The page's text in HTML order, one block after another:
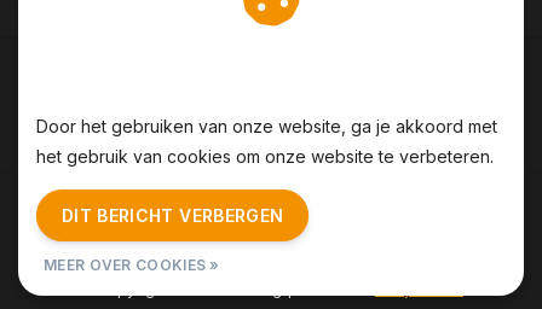
Algemene voorwaarden | Disclaimer
Sitemap
| RSS Feed
Door het gebruiken van onze website, ga je akkoord met
het gebruik van cookies om onze website te verbeteren.
DIT BERICHT VERBERGEN
MEER OVER COOKIES »